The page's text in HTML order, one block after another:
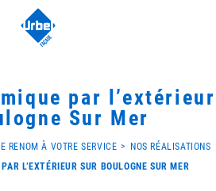
par l’extérieur
Sur Mer
RENOM À VOTRE SERVICE
NOS RÉALISATIONS
L’EXTÉRIEUR SUR BOULOGNE SUR MER